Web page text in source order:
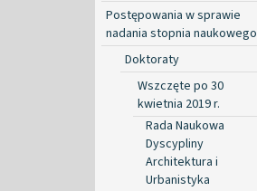
Postępowania w sprawie
nadania stopnia naukowego
Doktoraty
Wszczęte po 30
kwietnia 2019 r.
Rada Naukowa
Dyscypliny
Architektura i
Urbanistyka